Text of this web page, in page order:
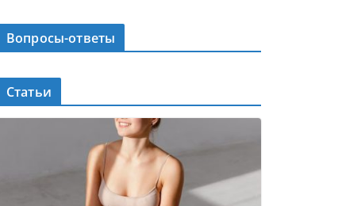
Вопросы-ответы
Статьи